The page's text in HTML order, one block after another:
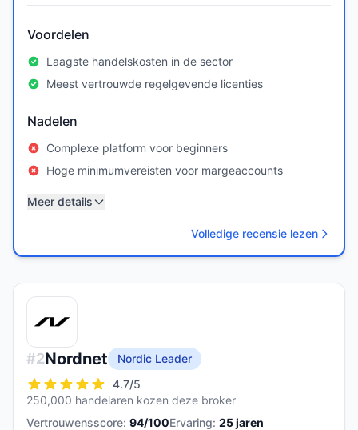
Voordelen
Laagste handelskosten in de sector
Meest vertrouwde regelgevende licenties
Nadelen
Complexe platform voor beginners
Hoge minimumvereisten voor margeaccounts
Meer details
Volledige recensie lezen
#2Nordnet
Nordic Leader
4.7/5
250,000 handelaren kozen deze broker
Vertrouwensscore: 94/100Ervaring: 25jaren